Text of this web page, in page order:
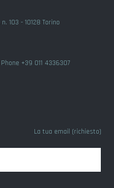
103 - 10128 Torino
+39 011 4336307
La tua email (richiesto)